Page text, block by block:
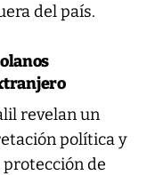
del país.
revelan un
política y
de